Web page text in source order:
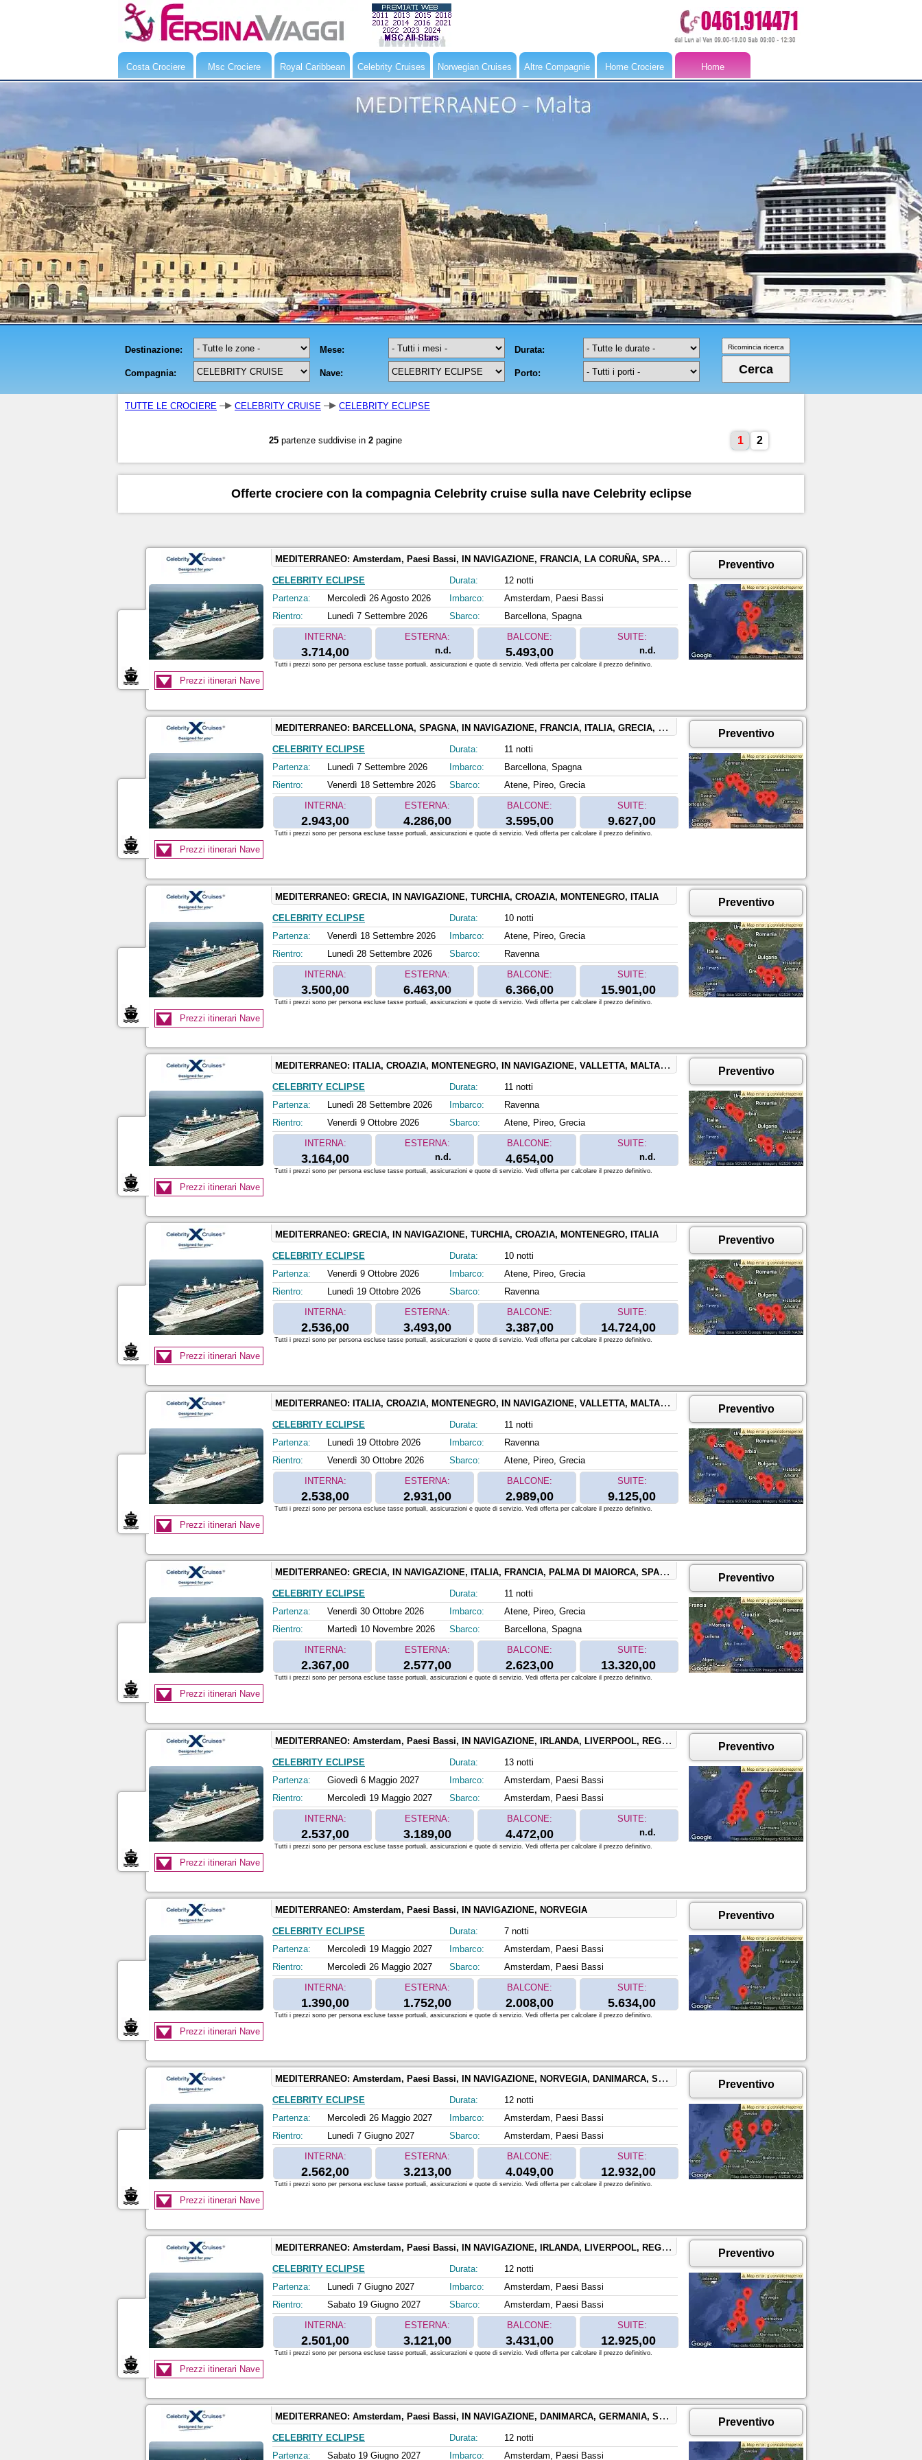
Costa Crociere Msc Crociere Royal Caribbean Celebrity Cruises Norwegian Cruises Altre Compagnie Home Crociere Home
TUTTE LE CROCIERE CELEBRITY CRUISE CELEBRITY ECLIPSE
25 partenze suddivise in 2 pagine 2
1
Offerte crociere con la compagnia Celebrity cruise sulla nave Celebrity eclipse
MEDITERRANEO: Amsterdam, Paesi Bassi, IN NAVIGAZIONE, FRANCIA, LA CORUÑA, SPAGNA, PORTOGALLO, Siviglia, Cadice, Spagna, GIBILTERRA, REGNO UNITO, PALMA DI MAIORCA, SPAGNA, BARCELLONA, SPAGNA
CELEBRITY ECLIPSE
Partenza:
Mercoledì 26 Agosto 2026
Rientro:
Lunedì 7 Settembre 2026
Durata:
12 notti
Imbarco:
Amsterdam, Paesi Bassi
Sbarco:
Barcellona, Spagna
INTERNA:
3.714,00
ESTERNA:
n.d.
BALCONE:
5.493,00
SUITE:
n.d.
Preventivo
Prezzi itinerari Nave
Tutti i prezzi sono per persona escluse tasse portuali, assicurazioni e quote di servizio. Vedi offerta per calcolare il prezzo definitivo.
MEDITERRANEO: BARCELLONA, SPAGNA, IN NAVIGAZIONE, FRANCIA, ITALIA, GRECIA, TURCHIA
CELEBRITY ECLIPSE
Partenza:
Lunedì 7 Settembre 2026
Rientro:
Venerdì 18 Settembre 2026
Durata:
11 notti
Imbarco:
Barcellona, Spagna
Sbarco:
Atene, Pireo, Grecia
INTERNA:
2.943,00
ESTERNA:
4.286,00
BALCONE:
3.595,00
SUITE:
9.627,00
Preventivo
Prezzi itinerari Nave
Tutti i prezzi sono per persona escluse tasse portuali, assicurazioni e quote di servizio. Vedi offerta per calcolare il prezzo definitivo.
MEDITERRANEO: GRECIA, IN NAVIGAZIONE, TURCHIA, CROAZIA, MONTENEGRO, ITALIA
CELEBRITY ECLIPSE
Partenza:
Venerdì 18 Settembre 2026
Rientro:
Lunedì 28 Settembre 2026
Durata:
10 notti
Imbarco:
Atene, Pireo, Grecia
Sbarco:
Ravenna
INTERNA:
3.500,00
ESTERNA:
6.463,00
BALCONE:
6.366,00
SUITE:
15.901,00
Preventivo
Prezzi itinerari Nave
Tutti i prezzi sono per persona escluse tasse portuali, assicurazioni e quote di servizio. Vedi offerta per calcolare il prezzo definitivo.
MEDITERRANEO: ITALIA, CROAZIA, MONTENEGRO, IN NAVIGAZIONE, VALLETTA, MALTA, GRECIA
CELEBRITY ECLIPSE
Partenza:
Lunedì 28 Settembre 2026
Rientro:
Venerdì 9 Ottobre 2026
Durata:
11 notti
Imbarco:
Ravenna
Sbarco:
Atene, Pireo, Grecia
INTERNA:
3.164,00
ESTERNA:
n.d.
BALCONE:
4.654,00
SUITE:
n.d.
Preventivo
Prezzi itinerari Nave
Tutti i prezzi sono per persona escluse tasse portuali, assicurazioni e quote di servizio. Vedi offerta per calcolare il prezzo definitivo.
MEDITERRANEO: GRECIA, IN NAVIGAZIONE, TURCHIA, CROAZIA, MONTENEGRO, ITALIA
CELEBRITY ECLIPSE
Partenza:
Venerdì 9 Ottobre 2026
Rientro:
Lunedì 19 Ottobre 2026
Durata:
10 notti
Imbarco:
Atene, Pireo, Grecia
Sbarco:
Ravenna
INTERNA:
2.536,00
ESTERNA:
3.493,00
BALCONE:
3.387,00
SUITE:
14.724,00
Preventivo
Prezzi itinerari Nave
Tutti i prezzi sono per persona escluse tasse portuali, assicurazioni e quote di servizio. Vedi offerta per calcolare il prezzo definitivo.
MEDITERRANEO: ITALIA, CROAZIA, MONTENEGRO, IN NAVIGAZIONE, VALLETTA, MALTA, GRECIA
CELEBRITY ECLIPSE
Partenza:
Lunedì 19 Ottobre 2026
Rientro:
Venerdì 30 Ottobre 2026
Durata:
11 notti
Imbarco:
Ravenna
Sbarco:
Atene, Pireo, Grecia
INTERNA:
2.538,00
ESTERNA:
2.931,00
BALCONE:
2.989,00
SUITE:
9.125,00
Preventivo
Prezzi itinerari Nave
Tutti i prezzi sono per persona escluse tasse portuali, assicurazioni e quote di servizio. Vedi offerta per calcolare il prezzo definitivo.
MEDITERRANEO: GRECIA, IN NAVIGAZIONE, ITALIA, FRANCIA, PALMA DI MAIORCA, SPAGNA, BARCELLONA, SPAGNA
CELEBRITY ECLIPSE
Partenza:
Venerdì 30 Ottobre 2026
Rientro:
Martedì 10 Novembre 2026
Durata:
11 notti
Imbarco:
Atene, Pireo, Grecia
Sbarco:
Barcellona, Spagna
INTERNA:
2.367,00
ESTERNA:
2.577,00
BALCONE:
2.623,00
SUITE:
13.320,00
Preventivo
Prezzi itinerari Nave
Tutti i prezzi sono per persona escluse tasse portuali, assicurazioni e quote di servizio. Vedi offerta per calcolare il prezzo definitivo.
MEDITERRANEO: Amsterdam, Paesi Bassi, IN NAVIGAZIONE, IRLANDA, LIVERPOOL, REGNO UNITO, SCOZIA
CELEBRITY ECLIPSE
Partenza:
Giovedì 6 Maggio 2027
Rientro:
Mercoledì 19 Maggio 2027
Durata:
13 notti
Imbarco:
Amsterdam, Paesi Bassi
Sbarco:
Amsterdam, Paesi Bassi
INTERNA:
2.537,00
ESTERNA:
3.189,00
BALCONE:
4.472,00
SUITE:
n.d.
Preventivo
Prezzi itinerari Nave
Tutti i prezzi sono per persona escluse tasse portuali, assicurazioni e quote di servizio. Vedi offerta per calcolare il prezzo definitivo.
MEDITERRANEO: Amsterdam, Paesi Bassi, IN NAVIGAZIONE, NORVEGIA
CELEBRITY ECLIPSE
Partenza:
Mercoledì 19 Maggio 2027
Rientro:
Mercoledì 26 Maggio 2027
Durata:
7 notti
Imbarco:
Amsterdam, Paesi Bassi
Sbarco:
Amsterdam, Paesi Bassi
INTERNA:
1.390,00
ESTERNA:
1.752,00
BALCONE:
2.008,00
SUITE:
5.634,00
Preventivo
Prezzi itinerari Nave
Tutti i prezzi sono per persona escluse tasse portuali, assicurazioni e quote di servizio. Vedi offerta per calcolare il prezzo definitivo.
MEDITERRANEO: Amsterdam, Paesi Bassi, IN NAVIGAZIONE, NORVEGIA, DANIMARCA, SVEZIA, ESTONIA, HELSINKI, FINLANDIA
CELEBRITY ECLIPSE
Partenza:
Mercoledì 26 Maggio 2027
Rientro:
Lunedì 7 Giugno 2027
Durata:
12 notti
Imbarco:
Amsterdam, Paesi Bassi
Sbarco:
Amsterdam, Paesi Bassi
INTERNA:
2.562,00
ESTERNA:
3.213,00
BALCONE:
4.049,00
SUITE:
12.932,00
Preventivo
Prezzi itinerari Nave
Tutti i prezzi sono per persona escluse tasse portuali, assicurazioni e quote di servizio. Vedi offerta per calcolare il prezzo definitivo.
MEDITERRANEO: Amsterdam, Paesi Bassi, IN NAVIGAZIONE, IRLANDA, LIVERPOOL, REGNO UNITO, SCOZIA
CELEBRITY ECLIPSE
Partenza:
Lunedì 7 Giugno 2027
Rientro:
Sabato 19 Giugno 2027
Durata:
12 notti
Imbarco:
Amsterdam, Paesi Bassi
Sbarco:
Amsterdam, Paesi Bassi
INTERNA:
2.501,00
ESTERNA:
3.121,00
BALCONE:
3.431,00
SUITE:
12.925,00
Preventivo
Prezzi itinerari Nave
Tutti i prezzi sono per persona escluse tasse portuali, assicurazioni e quote di servizio. Vedi offerta per calcolare il prezzo definitivo.
MEDITERRANEO: Amsterdam, Paesi Bassi, IN NAVIGAZIONE, DANIMARCA, GERMANIA, SVEZIA, ESTONIA, HELSINKI, FINLANDIA
CELEBRITY ECLIPSE
Partenza:
Sabato 19 Giugno 2027
Durata:
12 notti
Imbarco:
Amsterdam, Paesi Bassi
Preventivo